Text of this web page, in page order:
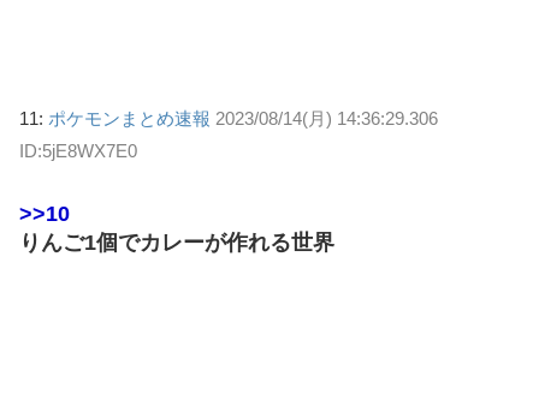
11: ポケモンまとめ速報 2023/08/14(月) 14:36:29.306
ID:5jE8WX7E0
>>10
りんご1個でカレーが作れる世界